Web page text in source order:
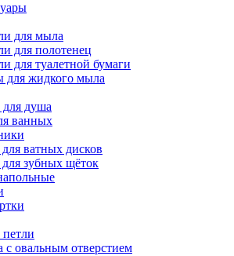
для мыла
для полотенец
для туалетной бумаги
для жидкого мыла
душа
ванных
ватных дисков
зубных щёток
с овальным отверстием